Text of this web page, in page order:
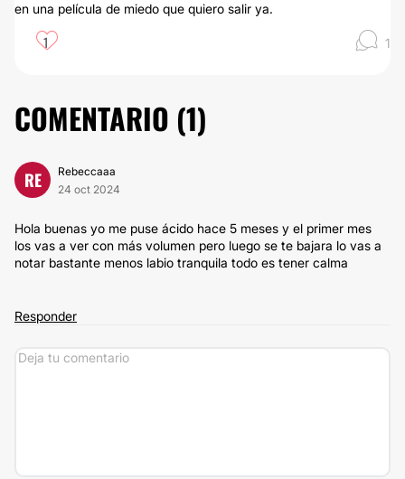
en una película de miedo que quiero salir ya.
1 1
COMENTARIO (1)
RE
Rebeccaaa
24 oct 2024
Hola buenas yo me puse ácido hace 5 meses y el primer mes
los vas a ver con más volumen pero luego se te bajara lo vas a
notar bastante menos labio tranquila todo es tener calma
Responder